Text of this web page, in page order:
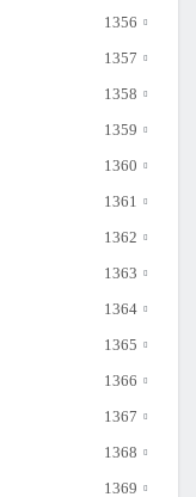
1356
1357
1358
1359
1360
1361
1362
1363
1364
1365
1366
1367
1368
1369